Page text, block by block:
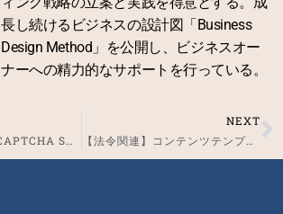
長し続けるビジネスの設計図「Business
Design Method」を公開し、ビジネスオー
ナーへの精力的なサポートを行っている。
「INVISIBLE RECAPTCHA SETTINGS」の使用方法
NEXT
【法令関連】コンテンツテンプレート集